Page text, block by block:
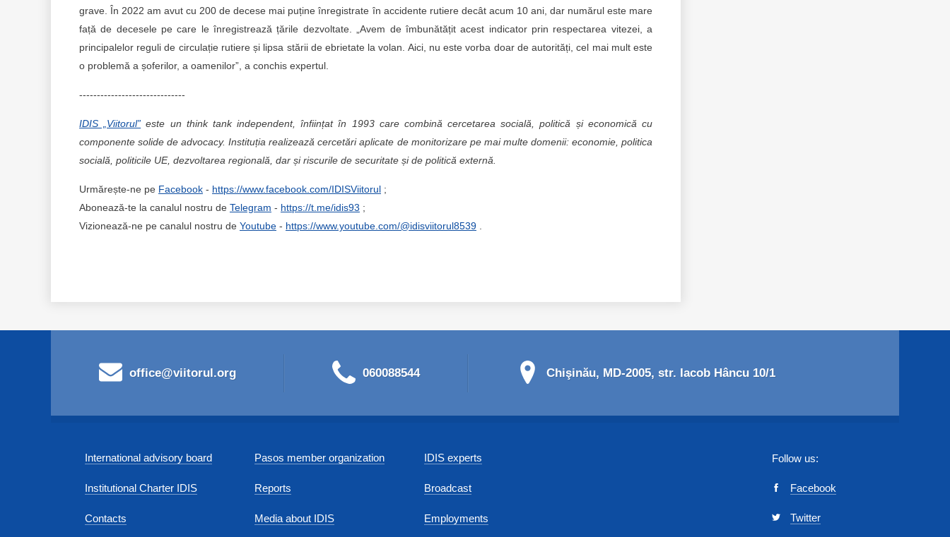
grave. În 2022 am avut cu 200 de decese mai puține înregistrate în accidente rutiere decât acum 10 ani, dar numărul este mare
față de decesele pe care le înregistrează țările dezvoltate. „Avem de îmbunătățit acest indicator prin respectarea vitezei, a
principalelor reguli de circulație rutiere și lipsa stării de ebrietate la volan. Aici, nu este vorba doar de autorități, cel mai mult este
o problemă a șoferilor, a oamenilor”, a conchis expertul.
------------------------------
IDIS „Viitorul” este un think tank independent, înființat în 1993 care combină cercetarea socială, politică și economică cu
componente solide de advocacy. Instituția realizează cercetări aplicate de monitorizare pe mai multe domenii: economie, politica
socială, politicile UE, dezvoltarea regională, dar și riscurile de securitate și de politică externă.
Urmărește-ne pe Facebook - https://www.facebook.com/IDISViitorul ;
Abonează-te la canalul nostru de Telegram - https://t.me/idis93 ;
Vizionează-ne pe canalul nostru de Youtube - https://www.youtube.com/@idisviitorul8539
office@viitorul.org 060088544 Chişinău, MD-2005, str. Iacob Hâncu 10/1
International advisory board
Institutional Charter IDIS
Contacts
Pasos member organization
Reports
Media about IDIS
IDIS experts
Broadcast
Employments
Follow us:
Facebook
Twitter